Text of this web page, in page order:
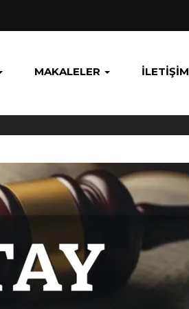
MAKALELER İLETIŞIM